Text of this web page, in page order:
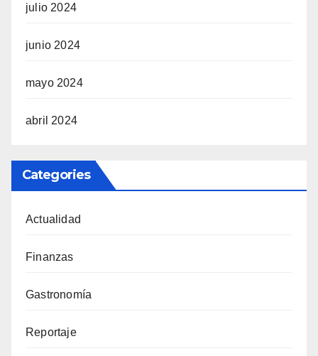
julio 2024
junio 2024
mayo 2024
abril 2024
Categories
Actualidad
Finanzas
Gastronomía
Reportaje